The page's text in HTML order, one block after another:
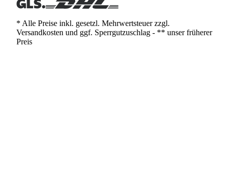
* Alle Preise inkl. gesetzl. Mehrwertsteuer zzgl.
Versandkosten und ggf. Sperrgutzuschlag - ** unser früherer
Preis